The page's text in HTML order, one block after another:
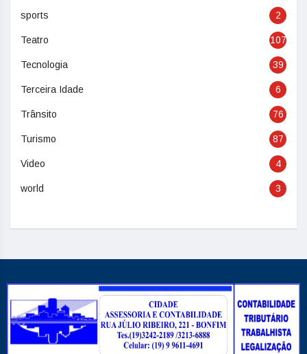
sports 2
Teatro 107
Tecnologia 39
Terceira Idade 6
Trânsito 76
Turismo 87
Video 4
world 3